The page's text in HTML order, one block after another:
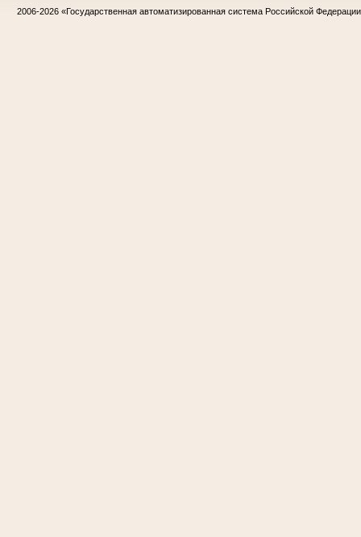
2006-2026 «Государственная автоматизированная система Российской